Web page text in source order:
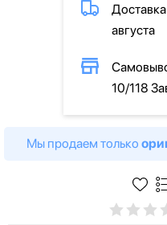
августа
10/118
Мы продаем только